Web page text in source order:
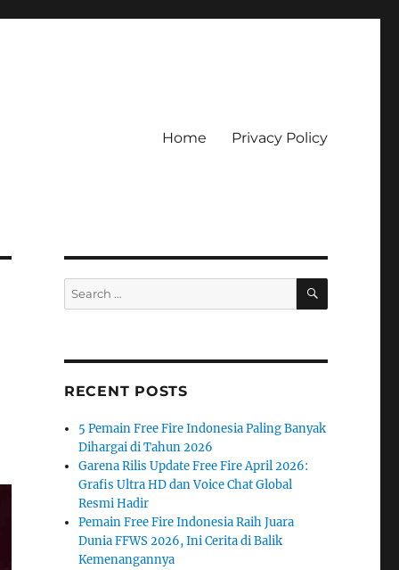
Home Privacy Policy
Search
for:
SEARCH
RECENT POSTS
5 Pemain Free Fire Indonesia Paling Banyak
Dihargai di Tahun 2026
Garena Rilis Update Free Fire April 2026:
Grafis Ultra HD dan Voice Chat Global
Resmi Hadir
Pemain Free Fire Indonesia Raih Juara
Dunia FFWS 2026, Ini Cerita di Balik
Kemenangannya